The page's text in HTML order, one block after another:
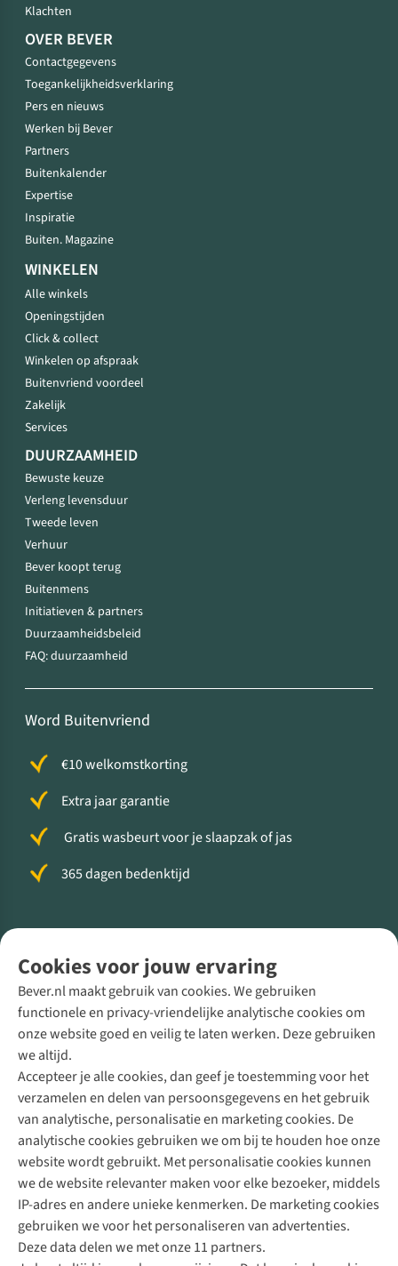
Cookies voor jouw ervaring
Bever.nl maakt gebruik van cookies. We gebruiken
functionele en privacy-vriendelijke analytische cookies om
onze website goed en veilig te laten werken. Deze gebruiken
we altijd.
Accepteer je alle cookies, dan geef je toestemming voor het
verzamelen en delen van persoonsgegevens en het gebruik
van analytische, personalisatie en marketing cookies. De
analytische cookies gebruiken we om bij te houden hoe onze
website wordt gebruikt. Met personalisatie cookies kunnen
we de website relevanter maken voor elke bezoeker, middels
IP-adres en andere unieke kenmerken. De marketing cookies
gebruiken we voor het personaliseren van advertenties.
Deze data delen we met onze 11 partners.
Klachten
OVER BEVER
Contactgegevens
Toegankelijkheidsverklaring
Pers en nieuws
Werken bij Bever
Partners
Buitenkalender
Expertise
Inspiratie
Buiten. Magazine
WINKELEN
Alle winkels
Openingstijden
Click & collect
Winkelen op afspraak
Buitenvriend voordeel
Zakelijk
Services
DUURZAAMHEID
Bewuste keuze
Verleng levensduur
Tweede leven
Verhuur
Bever koopt terug
Buitenmens
Initiatieven & partners
Duurzaamheidsbeleid
FAQ: duurzaamheid
Word Buitenvriend
€10 welkomstkorting
Extra jaar garantie
Gratis wasbeurt voor je slaapzak of jas
365 dagen bedenktijd
Direct advies van een Buitenexpert
+31 (0)85 888 50 88
+31 6 12 28 49 80
Contactformulier